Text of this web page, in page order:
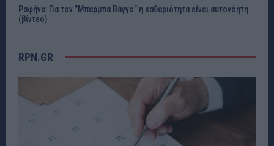
Ραφήνα: Για τον ”Μπαρμπα Βάγγο” η καθαριότητα είναι αυτονόητη
(βίντεο)
RPN.GR